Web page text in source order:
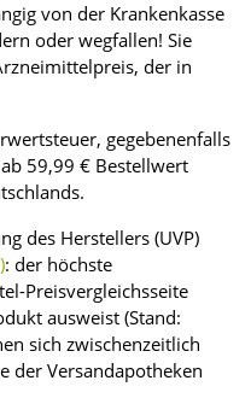
von der Krankenkasse
oder wegfallen! Sie
der in
gegebenenfalls
59,99 € Bestellwert
des Herstellers (UVP)
: der höchste
Preisvergleichsseite
ausweist (Stand:
sich zwischenzeitlich
der Versandapotheken